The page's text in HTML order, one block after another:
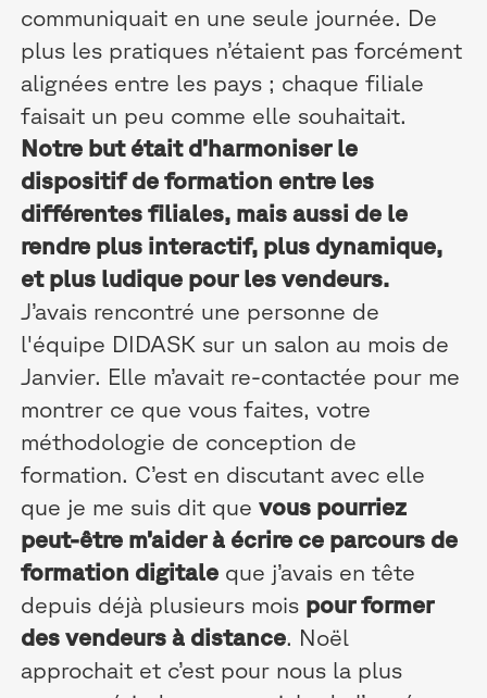
communiquait en une seule journée. De
plus les pratiques n’étaient pas forcément
alignées entre les pays ; chaque filiale
faisait un peu comme elle souhaitait.
Notre but était d’harmoniser le
dispositif de formation entre les
différentes filiales, mais aussi de le
rendre plus interactif, plus dynamique,
et plus ludique pour les vendeurs.
J’avais rencontré une personne de
l'équipe DIDASK sur un salon au mois de
Janvier. Elle m’avait re-contactée pour me
montrer ce que vous faites, votre
méthodologie de conception de
formation. C’est en discutant avec elle
que je me suis dit quevous pourriez
peut-être m’aider à écrire ce parcours de
formation digitale que j’avais en tête
depuis déjà plusieurs mois pour former
des vendeurs à distance. Noël
approchait et c’est pour nous la plus